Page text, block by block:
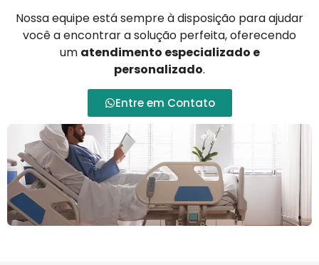
Nossa equipe está sempre à disposição para ajudar
você a encontrar a solução perfeita, oferecendo
um atendimento especializado e
personalizado.
Entre em Contato